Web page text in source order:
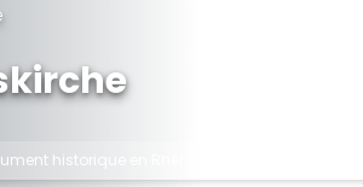
historique en Rhénanie du Nord-